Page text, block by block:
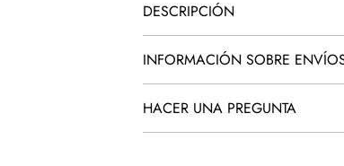
DESCRIPCIÓN
INFORMACIÓN SOBRE
HACER UNA PREGUNTA